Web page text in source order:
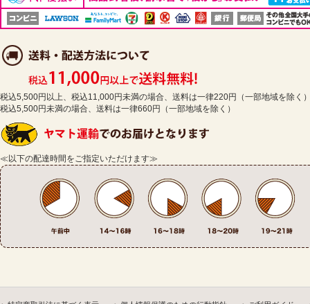
税込5,500円以上、税込11,000円未満の場合、送料は一律220円（一部地域を除く
税込5,500円未満の場合、送料は一律660円（一部地域を除く）
≪以下の配達時間をご指定いただけます≫